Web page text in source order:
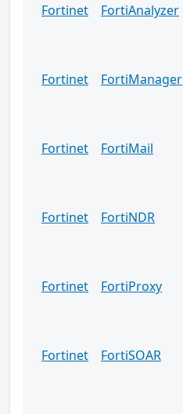
Fortinet
FortiAnalyzer
Fortinet
FortiManager
Fortinet
FortiMail
Fortinet
FortiNDR
Fortinet
FortiProxy
Fortinet
FortiSOAR